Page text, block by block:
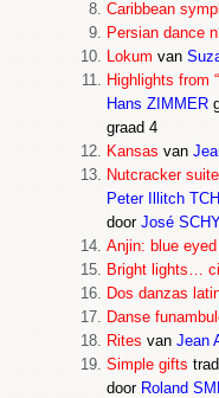
Caribbean
Persian dance
Lokum van
Highlights from
Hans ZIMMER
graad 4
Kansas van
Nutcracker suite
Peter Illitch
door José
Anjin: blue
Bright lights…
Dos danzas
Danse
Rites van Jean
Simple gifts
door Roland